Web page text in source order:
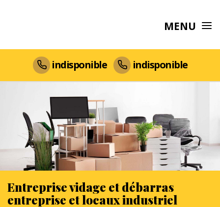
MENU
indisponible indisponible
Entreprise vidage et débarras
entreprise et locaux industriel